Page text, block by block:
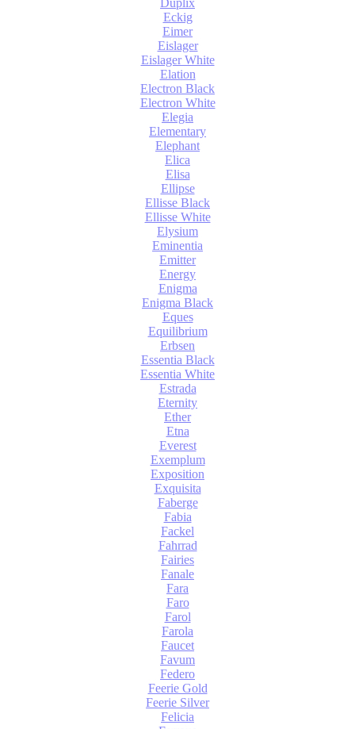
Eckig
Eimer
Eislager
Eislager White
Elation
Electron Black
Electron White
Elegia
Elementary
Elephant
Elica
Elisa
Ellipse
Ellisse Black
Ellisse White
Elysium
Eminentia
Emitter
Energy
Enigma
Enigma Black
Eques
Equilibrium
Erbsen
Essentia Black
Essentia White
Estrada
Eternity
Ether
Etna
Everest
Exemplum
Exposition
Exquisita
Faberge
Fabia
Fackel
Fahrrad
Fairies
Fanale
Fara
Faro
Farol
Farola
Faucet
Favum
Federo
Feerie Gold
Feerie Silver
Felicia